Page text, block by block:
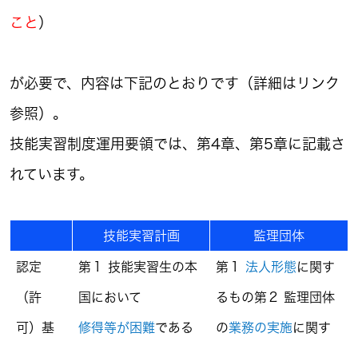
こと ）
が必要で、内容は下記のとおりです（詳細はリンク
参照）。
技能実習制度運用要領では、第4章、第5章に記載さ
れています。
技能実習計画 監理団体
認定
（許
可）基
第１ 技能実習生の本
国において
修得等が困難である
第１ 法人形態に関す
るもの第２ 監理団体
の業務の実施に関す